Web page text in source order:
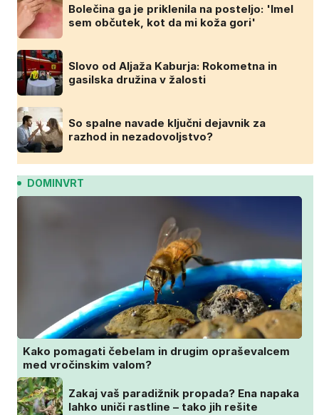
Bolečina ga je priklenila na posteljo: 'Imel
sem občutek, kot da mi koža gori'
Slovo od Aljaža Kaburja: Rokometna in
gasilska družina v žalosti
So spalne navade ključni dejavnik za
razhod in nezadovoljstvo?
DOMINVRT
Kako pomagati čebelam in drugim opraševalcem
med vročinskim valom?
Zakaj vaš paradižnik propada? Ena napaka
lahko uniči rastline – tako jih rešite